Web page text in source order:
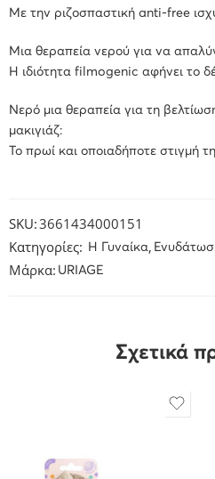
Με την ριζοσπαστική anti-free
Μια θεραπεία νερού για να
Η ιδιότητα filmogenic αφήνει το
Νερό μια θεραπεία για τη
μακιγιάζ:
Το πρωί και οποιαδήποτε στιγμή
SKU:3661434000151
Κατηγορίες:
H Γυναίκα,
Μάρκα: URIAGE
Σχετικά